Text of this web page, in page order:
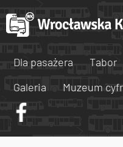
Dla pasażera Tabor
Galeria
Muzeum